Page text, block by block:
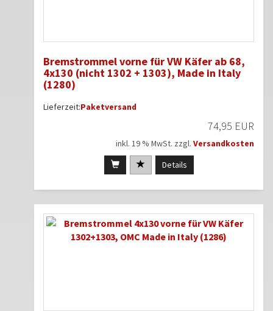
Bremstrommel vorne für VW Käfer ab 68,
4x130 (nicht 1302 + 1303), Made in Italy
(1280)
Lieferzeit:Paketversand
74,95 EUR
inkl. 19 % MwSt. zzgl. Versandkosten
Details